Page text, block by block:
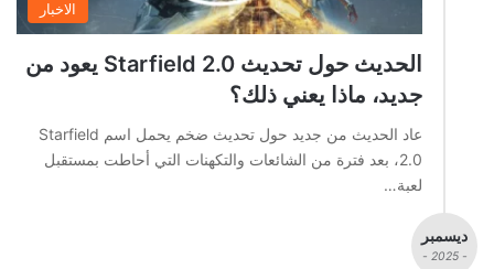
الاخبار
الحديث حول تحديث Starfield 2.0 يعود من
جديد، ماذا يعني ذلك؟
عاد الحديث من جديد حول تحديث ضخم يحمل اسم Starfield
2.0، بعد فترة من الشائعات والتكهنات التي أحاطت بمستقبل
لعبة…
ديسمبر
- 2025 -